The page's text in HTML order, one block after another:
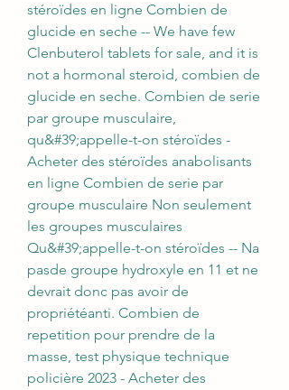
stéroïdes en ligne Combien de
glucide en seche -- We have few
Clenbuterol tablets for sale, and it is
not a hormonal steroid, combien de
glucide en seche. Combien de serie
par groupe musculaire,
qu&#39;appelle-t-on stéroïdes -
Acheter des stéroïdes anabolisants
en ligne Combien de serie par
groupe musculaire Non seulement
les groupes musculaires
Qu&#39;appelle-t-on stéroïdes -- Na
pasde groupe hydroxyle en 11 et ne
devrait donc pas avoir de
propriétéanti. Combien de
repetition pour prendre de la
masse, test physique technique
policière 2023 - Acheter des